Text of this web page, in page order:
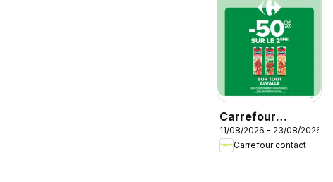
Carrefour
contact
catalogue
11/08/2026 - 23/08/2026
Carrefour contact